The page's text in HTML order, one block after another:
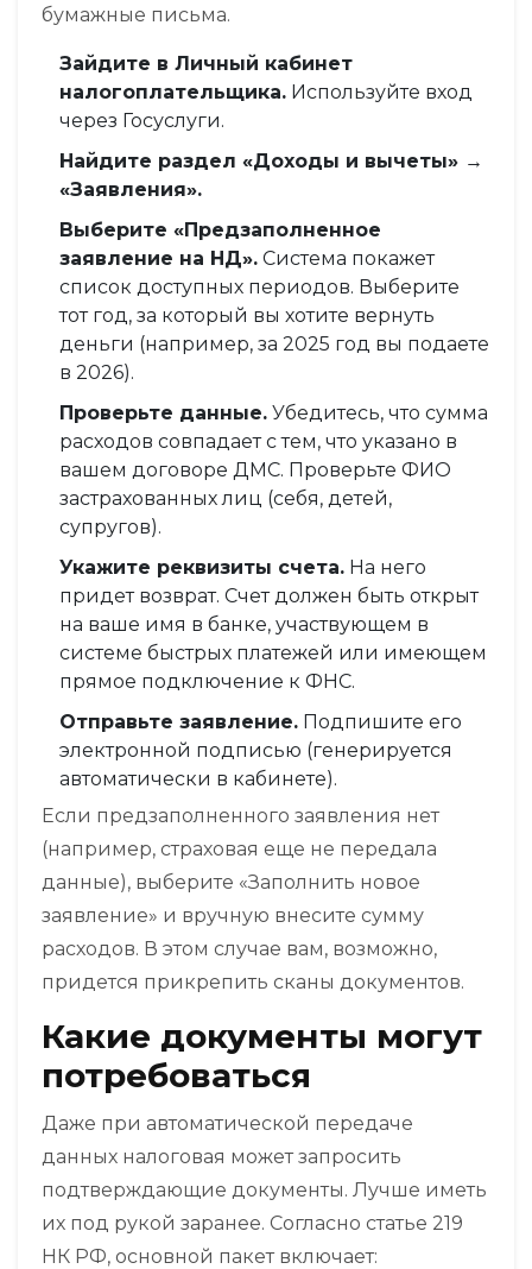
бумажные письма.
Зайдите в Личный кабинет
налогоплательщика. Используйте вход
через Госуслуги.
Найдите раздел «Доходы и вычеты» →
«Заявления».
Выберите «Предзаполненное
заявление на НД». Система покажет
список доступных периодов. Выберите
тот год, за который вы хотите вернуть
деньги (например, за 2025 год вы подаете
в 2026).
Проверьте данные. Убедитесь, что сумма
расходов совпадает с тем, что указано в
вашем договоре ДМС. Проверьте ФИО
застрахованных лиц (себя, детей,
супругов).
Укажите реквизиты счета. На него
придет возврат. Счет должен быть открыт
на ваше имя в банке, участвующем в
системе быстрых платежей или имеющем
прямое подключение к ФНС.
Отправьте заявление. Подпишите его
электронной подписью (генерируется
автоматически в кабинете).
Если предзаполненного заявления нет
(например, страховая еще не передала
данные), выберите «Заполнить новое
заявление» и вручную внесите сумму
расходов. В этом случае вам, возможно,
придется прикрепить сканы документов.
Какие документы могут
потребоваться
Даже при автоматической передаче
данных налоговая может запросить
подтверждающие документы. Лучше иметь
их под рукой заранее. Согласно статье 219
НК РФ, основной пакет включает: